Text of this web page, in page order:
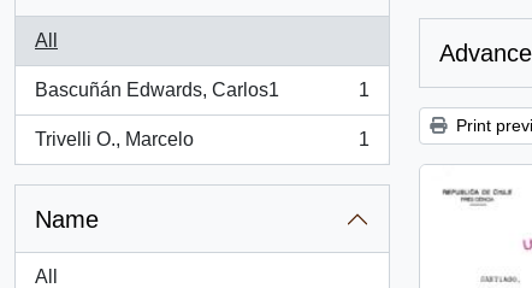
All
Bascuñán Edwards, Carlos1
, 1 results
1
Trivelli O., Marcelo
, 1 results
1
Name
All
Print